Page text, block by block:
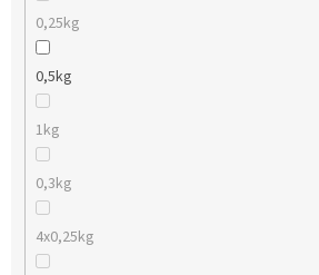
0,25kg
0,5kg
1kg
0,3kg
4x0,25kg